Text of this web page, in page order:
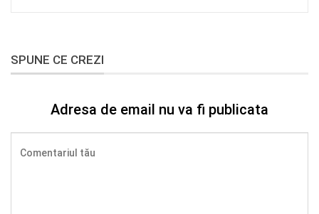
SPUNE CE CREZI
Adresa de email nu va fi publicata